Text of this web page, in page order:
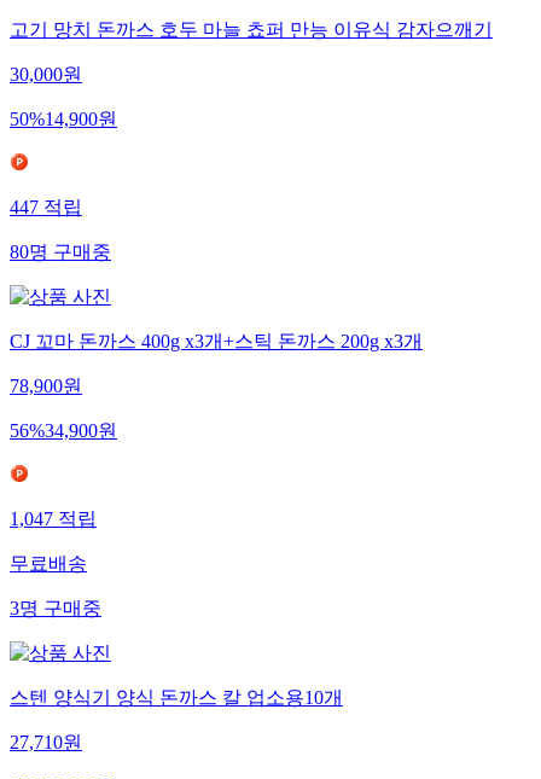
고기 망치 돈까스 호두 마늘 쵸퍼 만능 이유식 감자으깨기
30,000원
50%14,900원
447적립
80명구매중
CJ 꼬마 돈까스 400g x3개+스틱 돈까스 200g x3개
78,900원
56%34,900원
1,047적립
무료배송
3명구매중
스텐 양식기 양식 돈까스 칼 업소용10개
27,710원